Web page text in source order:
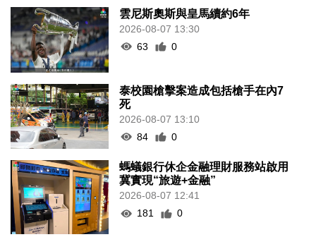
雲尼斯奧斯與皇馬續約6年
2026-08-07 13:30
63
0
泰校園槍擊案造成包括槍手在內7
死
2026-08-07 13:10
84
0
螞蟻銀行休企金融理財服務站啟用
冀實現“旅遊+金融”
2026-08-07 12:41
181
0